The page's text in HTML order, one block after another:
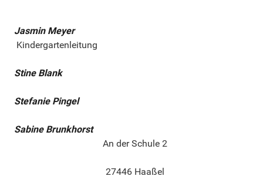
Jasmin Meyer
Kindergartenleitung
Stine Blank
Stefanie Pingel
Sabine Brunkhorst
An der Schule 2
27446 Haaßel